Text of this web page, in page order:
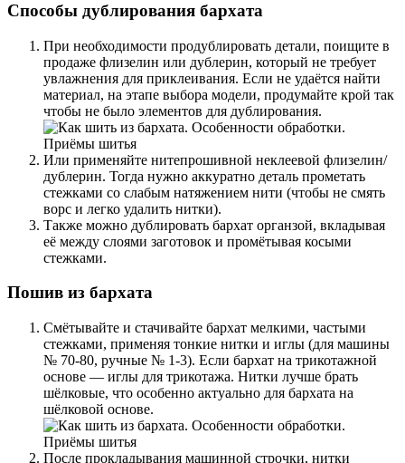
Способы дублирования бархата
При необходимости продублировать детали, поищите в
продаже флизелин или дублерин, который не требует
увлажнения для приклеивания. Если не удаётся найти
материал, на этапе выбора модели, продумайте крой так
чтобы не было элементов для дублирования.
Или применяйте нитепрошивной неклеевой флизелин/
дублерин. Тогда нужно аккуратно деталь прометать
стежками со слабым натяжением нити (чтобы не смять
ворс и легко удалить нитки).
Также можно дублировать бархат органзой, вкладывая
её между слоями заготовок и промётывая косыми
стежками.
Пошив из бархата
Смётывайте и стачивайте бархат мелкими, частыми
стежками, применяя тонкие нитки и иглы (для машины
№ 70-80, ручные № 1-3). Если бархат на трикотажной
основе — иглы для трикотажа. Нитки лучше брать
шёлковые, что особенно актуально для бархата на
шёлковой основе.
После прокладывания машинной строчки, нитки